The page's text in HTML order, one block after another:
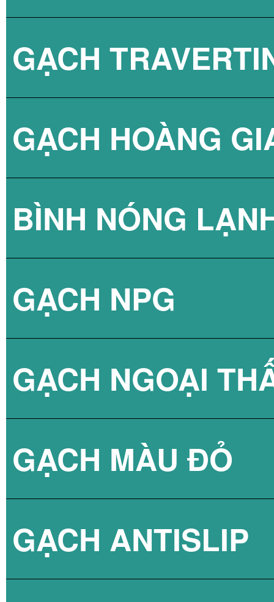
GẠCH
GẠCH HOÀNG
BÌNH NÓNG
BÌNH NÓNG
BÌNH NÓNG
BÌNH NÓNG
BÌNH NÓNG
GẠCH NPG
GẠCH NPG
GẠCH NPG
GẠCH NGOẠI
GẠCH MÀU ĐỎ
GẠCH ANTISLIP